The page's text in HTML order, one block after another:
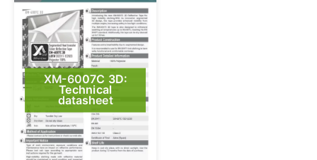
XM-6007C 3D:
Technical
datasheet